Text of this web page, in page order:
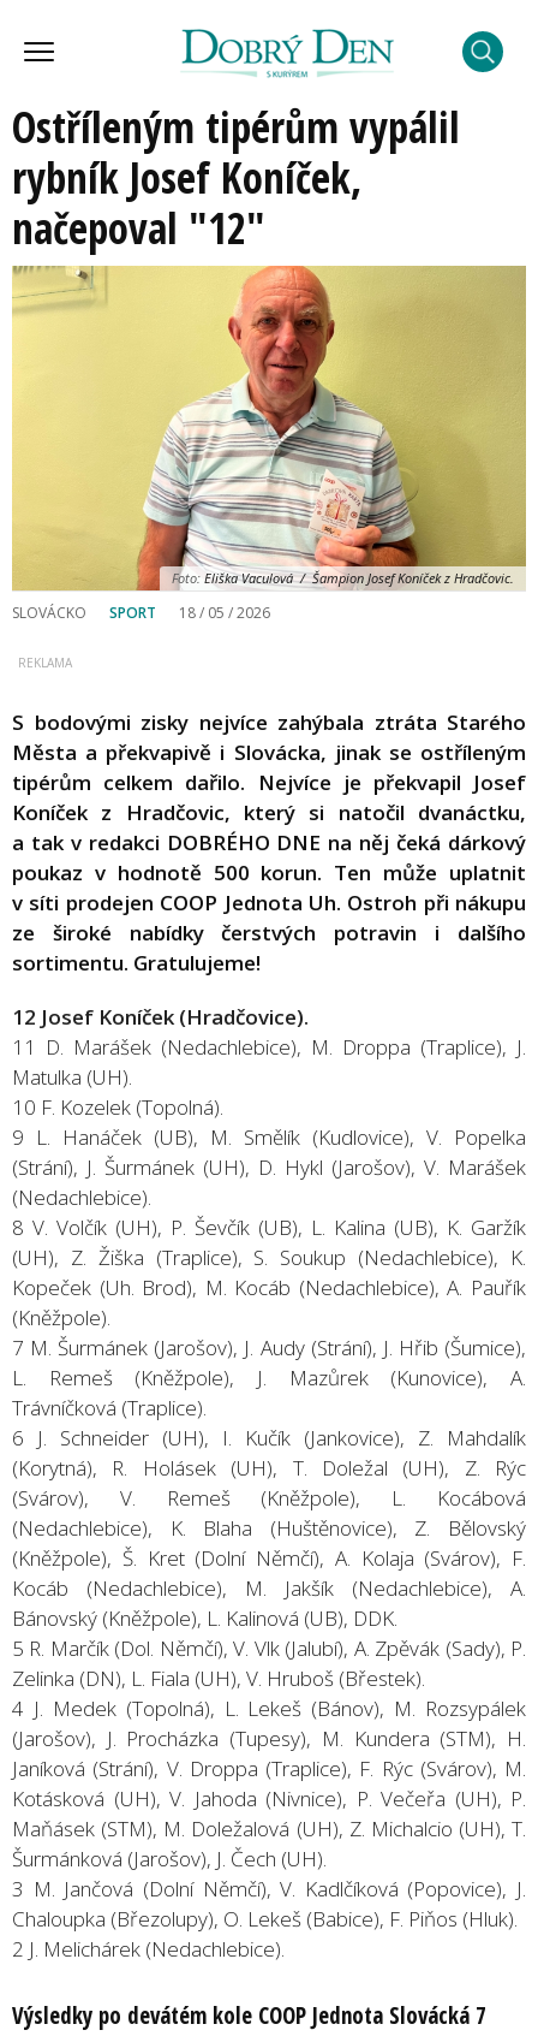
Ostříleným tipérům vypálil
rybník Josef Koníček,
načepoval "12"
Foto: Eliška Vaculová / Šampion Josef Koníček z Hradčovic.
SLOVÁCKO SPORT 18 / 05 / 2026
S bodovými zisky nejvíce zahýbala ztráta Starého
Města a překvapivě i Slovácka, jinak se ostříleným
tipérům celkem dařilo. Nejvíce je překvapil Josef
Koníček z Hradčovic, který si natočil dvanáctku,
a tak v redakci DOBRÉHO DNE na něj čeká dárkový
poukaz v hodnotě 500 korun. Ten může uplatnit
v síti prodejen COOP Jednota Uh. Ostroh při nákupu
ze široké nabídky čerstvých potravin i dalšího
sortimentu. Gratulujeme!
12 Josef Koníček (Hradčovice).
11 D. Marášek (Nedachlebice), M. Droppa (Traplice), J.
Matulka (UH).
10 F. Kozelek (Topolná).
9 L. Hanáček (UB), M. Smělík (Kudlovice), V. Popelka
(Strání), J. Šurmánek (UH), D. Hykl (Jarošov), V. Marášek
(Nedachlebice).
8 V. Volčík (UH), P. Ševčík (UB), L. Kalina (UB), K. Garžík
(UH), Z. Žiška (Traplice), S. Soukup (Nedachlebice), K.
Kopeček (Uh. Brod), M. Kocáb (Nedachlebice), A. Pauřík
(Kněžpole).
7 M. Šurmánek (Jarošov), J. Audy (Strání), J. Hřib (Šumice),
L. Remeš (Kněžpole), J. Mazůrek (Kunovice), A.
Trávníčková (Traplice).
6 J. Schneider (UH), I. Kučík (Jankovice), Z. Mahdalík
(Korytná), R. Holásek (UH), T. Doležal (UH), Z. Rýc
(Svárov), V. Remeš (Kněžpole), L. Kocábová
(Nedachlebice), K. Blaha (Huštěnovice), Z. Bělovský
(Kněžpole), Š. Kret (Dolní Němčí), A. Kolaja (Svárov), F.
Kocáb (Nedachlebice), M. Jakšík (Nedachlebice), A.
Bánovský (Kněžpole), L. Kalinová (UB), DDK.
5 R. Marčík (Dol. Němčí), V. Vlk (Jalubí), A. Zpěvák (Sady), P.
Zelinka (DN), L. Fiala (UH), V. Hruboš (Břestek).
4 J. Medek (Topolná), L. Lekeš (Bánov), M. Rozsypálek
(Jarošov), J. Procházka (Tupesy), M. Kundera (STM), H.
Janíková (Strání), V. Droppa (Traplice), F. Rýc (Svárov), M.
Kotásková (UH), V. Jahoda (Nivnice), P. Večeřa (UH), P.
Maňásek (STM), M. Doležalová (UH), Z. Michalcio (UH), T.
Šurmánková (Jarošov), J. Čech (UH).
3 M. Jančová (Dolní Němčí), V. Kadlčíková (Popovice), J.
Chaloupka (Březolupy), O. Lekeš (Babice), F. Piňos (Hluk).
2 J. Melichárek (Nedachlebice).
Výsledky po devátém kole COOP Jednota Slovácká 7